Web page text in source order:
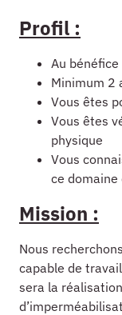
Profil :
Au bénéfice
Minimum 2
Vous êtes
Vous êtes
physique
Vous
ce domaine
Mission :
Nous
capable de
sera la